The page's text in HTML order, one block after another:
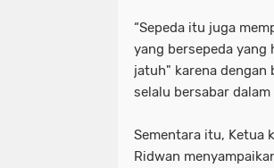
“Sepeda itu juga
yang bersepeda
jatuh" karena dengan
selalu bersabar
Sementara itu, Ketua
Ridwan